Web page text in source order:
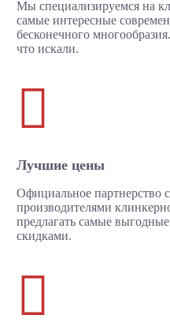
Мы специализируемся на
самые интересные
бесконечного
что искали.

Лучшие цены
Официальное партнерство
производителями
предлагать самые
скидками.
